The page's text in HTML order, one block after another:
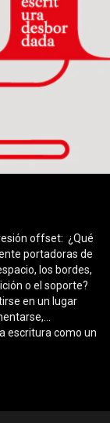
portadoras de
los bordes,
o el soporte?
en un lugar